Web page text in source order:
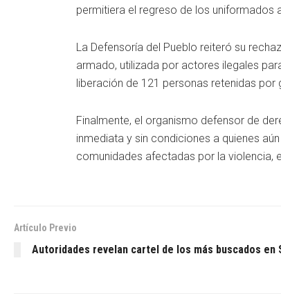
permitiera el regreso de los uniformados
La Defensoría del Pueblo reiteró su
armado, utilizada por actores ilegales
liberación de 121 personas retenidas
Finalmente, el organismo defensor de
inmediata y sin condiciones a quienes
comunidades afectadas por la violencia,
Artículo Previo
Autoridades revelan cartel de los más buscados en